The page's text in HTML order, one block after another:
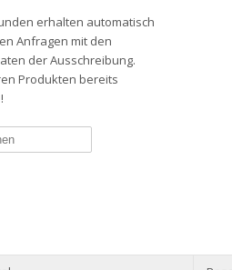
erhalten automatisch
Anfragen mit den
der Ausschreibung.
Produkten bereits